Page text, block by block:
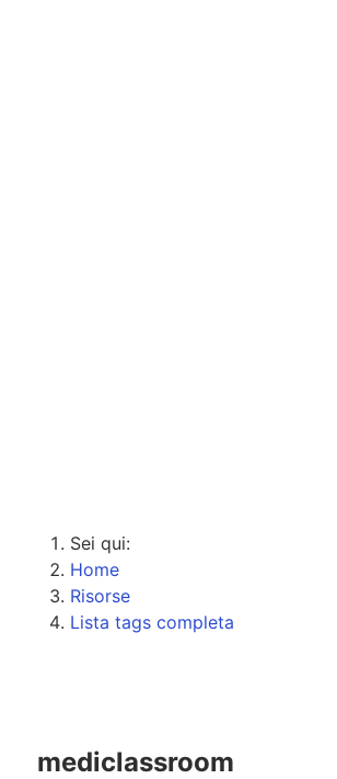
Sei qui:
Home
Risorse
Lista tags completa
mediclassroom